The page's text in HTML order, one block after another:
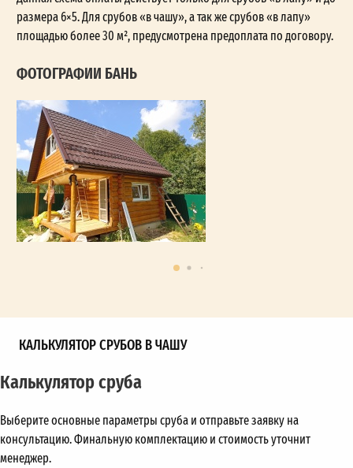
размера 6×5. Для срубов «в чашу», а так же срубов «в лапу»
площадью более 30 м², предусмотрена предоплата по договору.
ФОТОГРАФИИ БАНЬ
КАЛЬКУЛЯТОР СРУБОВ В ЧАШУ
Калькулятор сруба
Выберите основные параметры сруба и отправьте заявку на
консультацию. Финальную комплектацию и стоимость уточнит
менеджер.